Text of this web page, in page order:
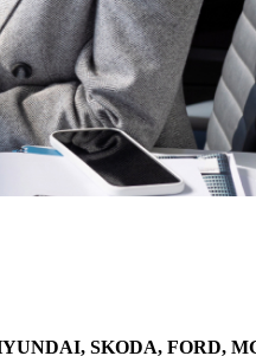
SKODA, FORD,